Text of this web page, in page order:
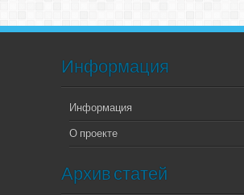
Информация
Информация
О проекте
Архив статей